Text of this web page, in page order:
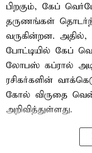
பிறகும், கேப்
தருணங்கள்
வருகின்றன. அதில்,
போட்டியில் கேப்
லோபஸ் கப்ரால்
ரசிகர்களின்
கோல் விருதை
அறிவித்துள்ளது.